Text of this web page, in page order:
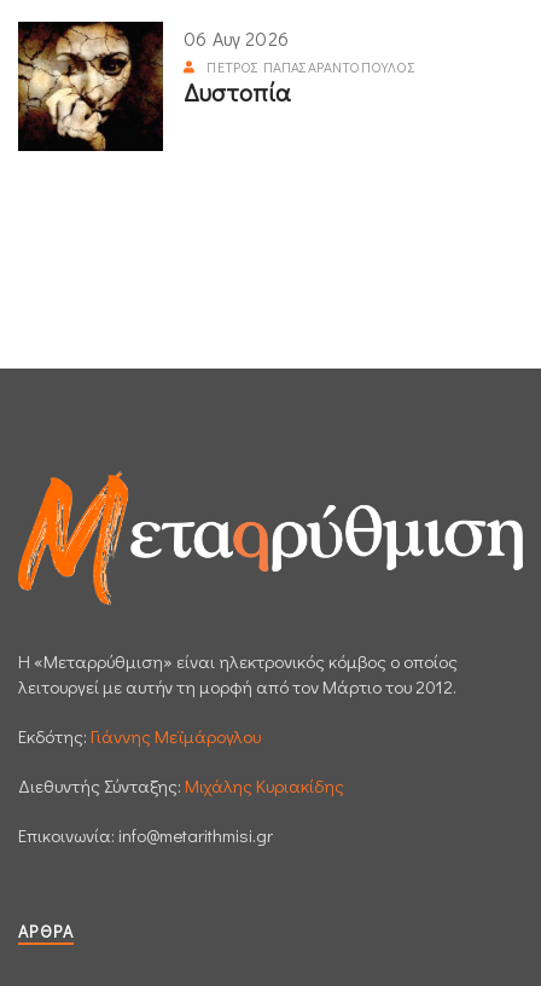
06 Αυγ 2026
ΠΈΤΡΟΣ ΠΑΠΑΣΑΡΑΝΤΌΠΟΥΛΟΣ
Δυστοπία
H «Μεταρρύθμιση» είναι ηλεκτρονικός κόμβος ο οποίος
λειτουργεί με αυτήν τη μορφή από τον Μάρτιο του 2012.
Εκδότης: Γιάννης Μεϊμάρογλου
Διεθυντής Σύνταξης: Μιχάλης Κυριακίδης
Επικοινωνία: info@metarithmisi.gr
ΆΡΘΡΑ